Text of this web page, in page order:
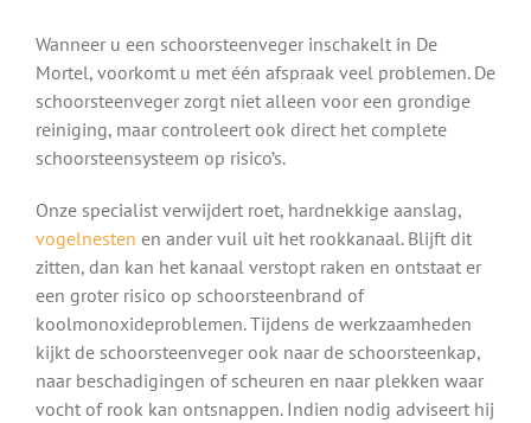
Wanneer u een schoorsteenveger inschakelt in De
Mortel, voorkomt u met één afspraak veel problemen. De
schoorsteenveger zorgt niet alleen voor een grondige
reiniging, maar controleert ook direct het complete
schoorsteensysteem op risico’s.
Onze specialist verwijdert roet, hardnekkige aanslag,
vogelnesten en ander vuil uit het rookkanaal. Blijft dit
zitten, dan kan het kanaal verstopt raken en ontstaat er
een groter risico op schoorsteenbrand of
koolmonoxideproblemen. Tijdens de werkzaamheden
kijkt de schoorsteenveger ook naar de schoorsteenkap,
naar beschadigingen of scheuren en naar plekken waar
vocht of rook kan ontsnappen. Indien nodig adviseert hij